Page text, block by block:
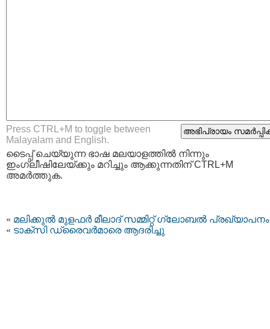
Press CTRL+M to toggle between
Malayalam and English.
ടൈപ്പ്‌ ചെയ്യുന്ന ഭാഷ മലയാളത്തില്‍ നിന്നും
ഇംഗ്ലീഷിലേയ്ക്കും മറിച്ചും ആക്കുന്നതിന് CTRL+M
അമര്‍ത്തുക.
« മലിക്കുൽ മുളഫർ മീലാദ് സമ്മിറ്റ് ഗ്ലോബൽ പ്രഖ്യാപനം
« ടാ​ക്സി ഡ്രൈ​വ​ർ​മാ​രെ ആദരിച്ചു